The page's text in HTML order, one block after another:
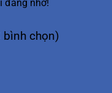
đáng nhớ!
chọn)